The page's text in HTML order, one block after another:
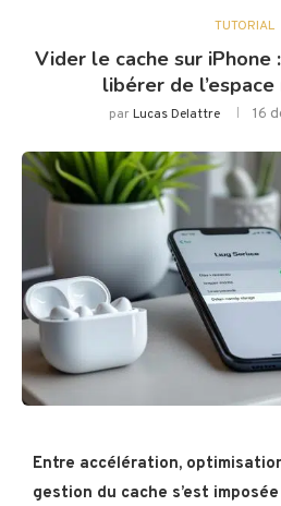
TUTORIAL
Vider le cache sur iPhone
libérer de
parLucas Delattre 16
Entre accélération,
gestion du cache s’est